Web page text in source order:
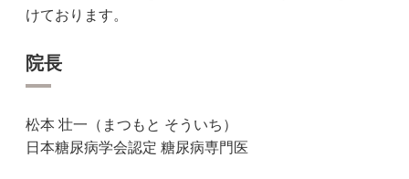
けております。
院長
松本 壮一（まつもと そういち）
日本糖尿病学会認定 糖尿病専門医